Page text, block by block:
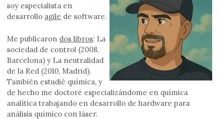
soy especialista en
desarrollo agile de software.
Me publicaron dos libros: La
sociedad de control (2008,
Barcelona) y La neutralidad
de la Red (2010, Madrid).
También estudié química, y
de hecho me doctoré especializándome en química
analítica trabajando en desarrollo de hardware para
análisis químico con láser.